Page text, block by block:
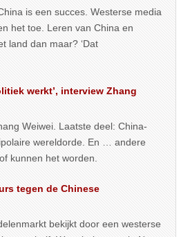
is een succes. Westerse media
het toe. Leren van China en
land dan maar? ‘Dat
werkt’, interview Zhang
Weiwei. Laatste deel: China-
wereldorde. En … andere
kunnen het worden.
tegen de Chinese
bekijkt door een westerse